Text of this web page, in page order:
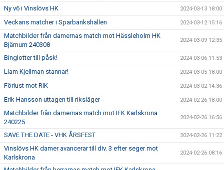
Ny v6 i Vinslövs HK 2024-03-13 18:00
Veckans matcher i Sparbankshallen 2024-03-12 15:16
Matchbilder från damernas match mot Hässleholm HK
Bjärnum 240308
2024-03-09 12:35
Binglotter till påsk! 2024-03-06 11:53
Liam Kjellman stannar! 2024-03-05 18:00
Förlust mot RIK 2024-03-02 14:36
Erik Hansson uttagen till riksläger 2024-02-26 18:00
Matchbilder från damernas match mot IFK Karlskrona
240225
2024-02-26 16:56
SAVE THE DATE - VHK ÅRSFEST 2024-02-26 11:22
Vinslövs HK damer avancerar till div. 3 efter seger mot
Karlskrona
2024-02-26 08:16